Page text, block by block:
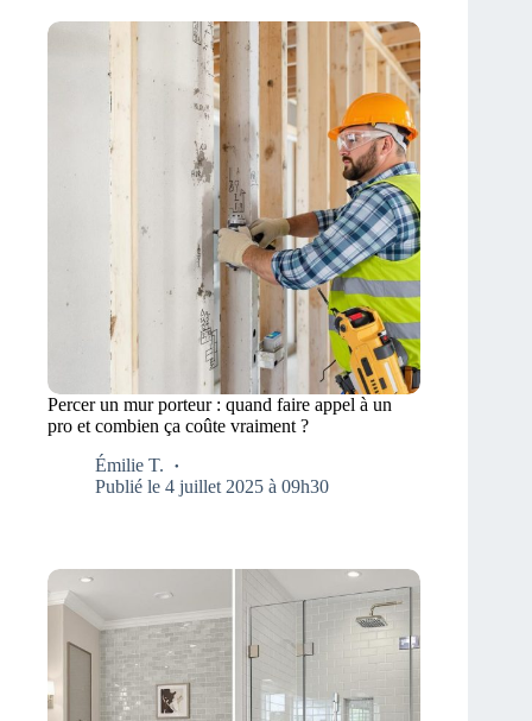
Percer un mur porteur : quand faire appel à un
pro et combien ça coûte vraiment ?
Émilie T.
Publié le 4 juillet 2025 à 09h30